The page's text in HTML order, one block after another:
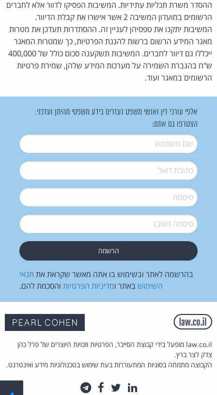
ההסדר משרת תכליות עתידיות. המשיבות הפסיקו לדוור אלא לחברים
הרשומים במועדון המשיבה 2 אשר אישרו את קבלת הדיוור.
המשיבות יתקנו את טפסיהן לעניין זה. ההסתדרות תעדכן את מטרות
מאגר המידע הרשום ברשות להגנת הפרטיות, כך שמטרות המאגר
ייכללו גם דיוור לחברים. המשיבות תשקענה סכום כולל של 400,000
ש"ח בהגברת השמירה על מערכות המידע שלהן, שמירת פרטיות
הרשומים במאגר ועוד.
אלפי עורכי דין ואנשי משפט נעזרים בידע משפטי מהימן ועדכני.
הצטרפו גם אתם:
שם משתמש*
דואל*
סיסמה*
סיסמה (שוב)*
בהרשמה לאתר ובשימוש בו אתה מאשר שקראת את תנאי
השימוש באתר ומדיניות הפרטיות והסכמת להם.
law.co.il מופעל בידי קבוצת הסייבר, הפרטיות וזכויות היוצרים של פרל כהן
צדק לצר ברץ.
הקבוצה מתמחה בסוגיות המתעוררות בעת שימוש בטכנולוגיות מידע ואינטרנט.
לינקדאין
טוויטרפייסבוק